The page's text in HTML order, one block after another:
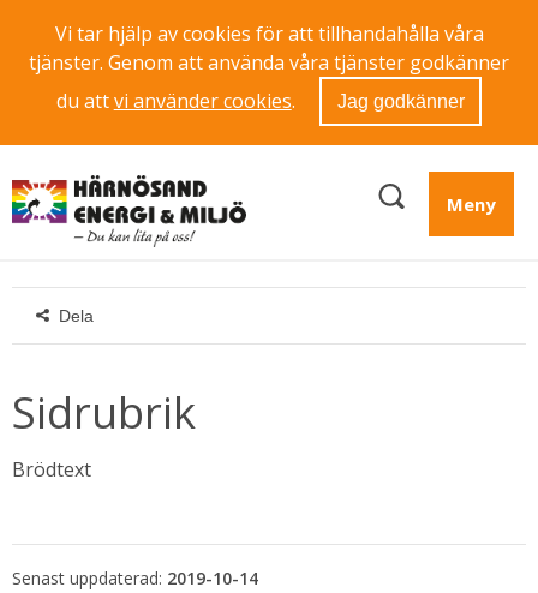
Vi tar hjälp av cookies för att tillhandahålla våra
tjänster. Genom att använda våra tjänster godkänner
du attvi använder cookies. Jag godkänner
Meny
Dela
Sidrubrik
Brödtext
Senast uppdaterad: 2019-10-14